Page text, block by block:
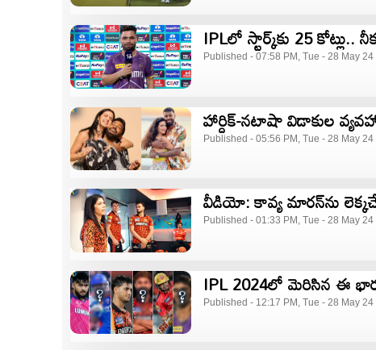
IPLలో స్టార్క్​కు 25 కోట్లు..
Published - 07:58 PM, Tue - 28 May 24
హార్దిక్-నటాషా విడాకుల
Published - 05:56 PM, Tue - 28 May 24
వీడియో: కావ్య మారన్‌ను
Published - 01:33 PM, Tue - 28 May 24
IPL 2024లో మెరిసిన ఈ భారత
Published - 12:17 PM, Tue - 28 May 24